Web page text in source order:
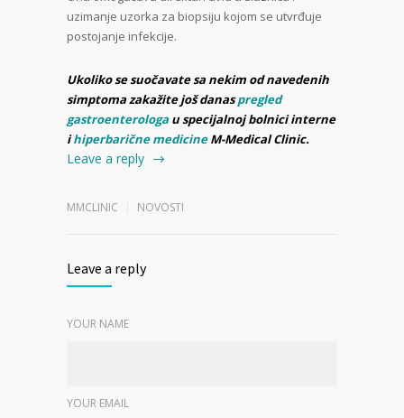
uzimanje uzorka za biopsiju kojom se utvrđuje
postojanje infekcije.
Ukoliko se suočavate sa nekim od navedenih
simptoma zakažite još danaspregled
gastroenterologau specijalnoj bolnici interne
ihiperbarične medicineM-Medical Clinic.
Leave a reply
MMCLINIC NOVOSTI
Leave a reply
YOUR NAME
YOUR EMAIL